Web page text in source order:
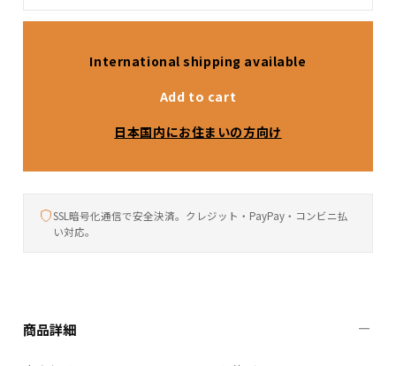
International shipping available
Add to cart
日本国内にお住まいの方向け
SSL暗号化通信で安全決済。クレジット・PayPay・コンビニ払
い対応。
商品詳細